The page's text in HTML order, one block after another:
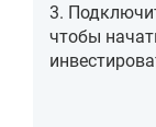
3.
чтобы